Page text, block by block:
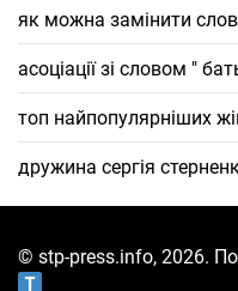
як можна замінити
асоціації зі словом "
топ найпопулярніших
дружина сергія
© stp-press.info, 2026.